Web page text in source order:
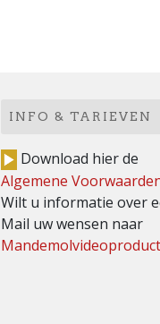
INFO & TARIEVEN
Download hier de
Algemene
Wilt u informatie over
Mail uw wensen naar